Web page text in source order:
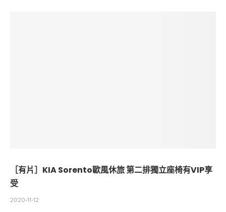
［有片］KIA Sorento歐風休旅 第二排獨立座椅有VIP享
受
2020-11-12